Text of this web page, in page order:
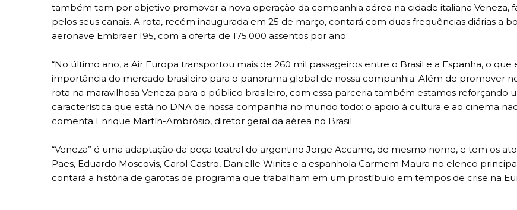
também tem por objetivo promover a nova operação da companhia aérea na cidade italiana Veneza,
pelos seus canais. A rota, recém inaugurada em 25 de março, contará com duas frequências diárias a
aeronave Embraer 195, com a oferta de 175.000 assentos por ano.
“No último ano, a Air Europa transportou mais de 260 mil passageiros entre o Brasil e a Espanha, o que
importância do mercado brasileiro para o panorama global de nossa companhia. Além de promover
rota na maravilhosa Veneza para o público brasileiro, com essa parceria também estamos reforçando
característica que está no DNA de nossa companhia no mundo todo: o apoio à cultura e ao cinema
comenta Enrique Martín-Ambrósio, diretor geral da aérea no Brasil.
“Veneza” é uma adaptação da peça teatral do argentino Jorge Accame, de mesmo nome, e tem os
Paes, Eduardo Moscovis, Carol Castro, Danielle Winits e a espanhola Carmem Maura no elenco
contará a história de garotas de programa que trabalham em um prostíbulo em tempos de crise na